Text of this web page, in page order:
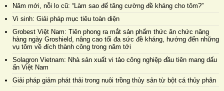
Năm mới, nỗi lo cũ: “Làm sao để tăng cường đề kháng cho tôm?”
Vi sinh: Giải pháp mục tiêu toàn diện
Grobest Việt Nam: Tiên phong ra mắt sản phẩm thức ăn chức năng
hàng ngày Groshield, nâng cao tối đa sức đề kháng, hướng đến những
vụ tôm về đích thành công trong năm tới
Solagron Vietnam: Nhà sản xuất vi tảo công nghiệp đầu tiên mang dấu
ấn Việt Nam
Giải pháp giảm phát thải trong nuôi trồng thủy sản từ bột cá thủy phân